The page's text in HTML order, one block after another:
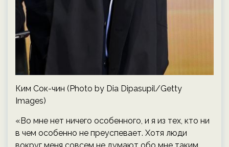
Ким Сок-чин (Photo by Dia Dipasupil/Getty
Images)
«Во мне нет ничего особенного, и я из тех, кто ни
в чем особенно не преуспевает. Хотя люди